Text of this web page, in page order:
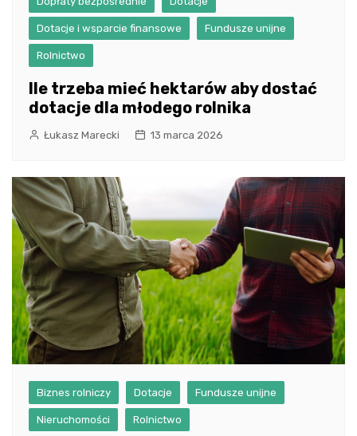
Dotacje i wsparcie finansowe Fundusze unijne
Rolnictwo
Ile trzeba mieć hektarów aby dostać
dotacje dla młodego rolnika
Łukasz Marecki 13 marca 2026
Biznes rolniczy Dotacje Fundusze unijne
Nieruchomości Rolnictwo